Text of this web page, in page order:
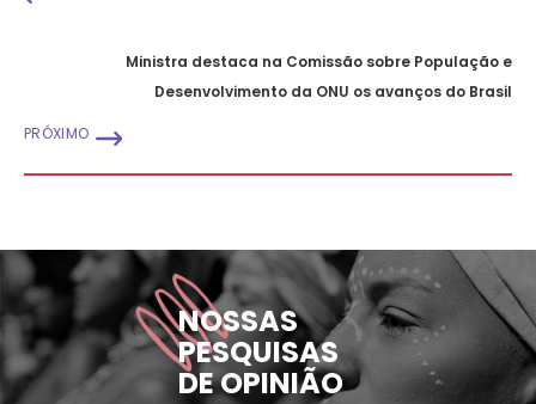
Ministra destaca na Comissão sobre População e
Desenvolvimento da ONU os avanços do Brasil
PRÓXIMO
NOSSAS
PESQUISAS
DE OPINIÃO